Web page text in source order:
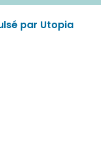
par Utopia